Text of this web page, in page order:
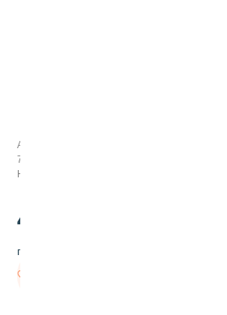
н
о
с
в
л
е
Арт:
794137
Нет в наличии
425
грн/шт